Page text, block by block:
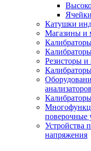
Катушки
Магазины и
Резисторы
поверочные
Устройства
напряжения